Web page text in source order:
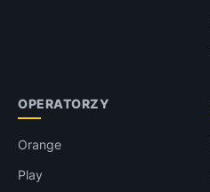
OPERATORZY
Orange
Play